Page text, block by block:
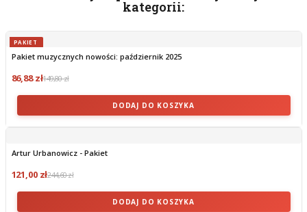
kategorii:
PAKIET
Pakiet muzycznych nowości: październik 2025
86,88 zł149,80 zł
DODAJ DO KOSZYKA
Artur Urbanowicz - Pakiet
121,00 zł244,60 zł
DODAJ DO KOSZYKA